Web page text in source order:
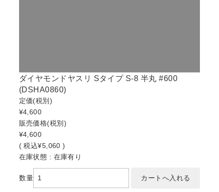
ダイヤモンドヤスリ Sタイプ S-8 半丸 #600
(DSHA0860)
定価(税別)
¥4,600
販売価格(税別)
¥4,600
(税込¥5,060 )
在庫状態 : 在庫有り
数量